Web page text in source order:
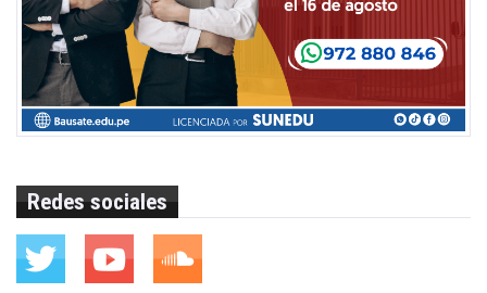
Redes sociales